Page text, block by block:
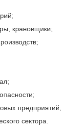
крановщики;
предприятий;
сектора.